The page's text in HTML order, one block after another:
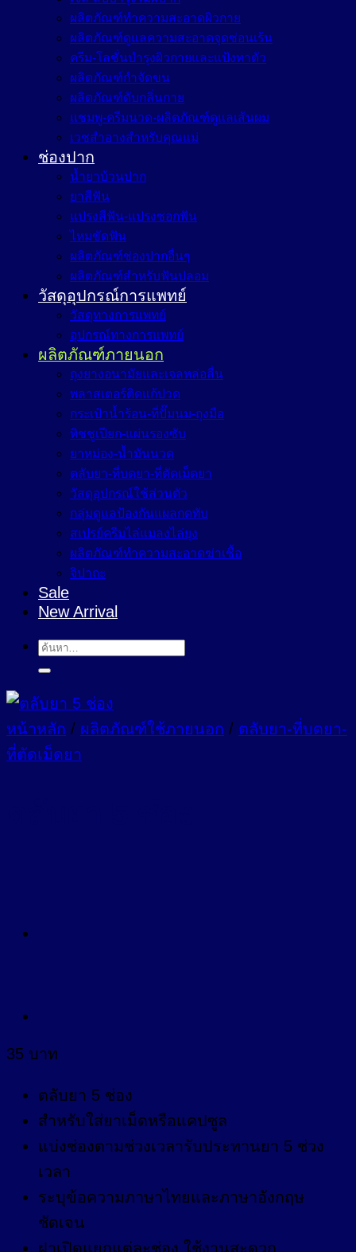
ผลิตภัณฑ์ทำความสะอาดผิวกาย
ผลิตภัณฑ์ดูแลความสะอาดจุดซ่อนเร้น
ครีม-โลชั่นบำรุงผิวกายและแป้งทาตัว
ผลิตภัณฑ์กำจัดขน
ผลิตภัณฑ์ดับกลิ่นกาย
แชมพู-ครีมนวด-ผลิตภัณฑ์ดูแลเส้นผม
เวชสำอางสำหรับคุณแม่
ช่องปาก
น้ำยาบ้วนปาก
ยาสีฟัน
แปรงสีฟัน-แปรงซอกฟัน
ไหมขัดฟัน
ผลิตภัณฑ์ช่องปากอื่นๆ
ผลิตภัณฑ์สำหรับฟันปลอม
วัสดุอุปกรณ์การแพทย์
วัสดุทางการแพทย์
อุปกรณ์ทางการแพทย์
ผลิตภัณฑ์ภายนอก
ถุงยางอนามัยและเจลหล่อลื่น
พลาสเตอร์ติดแก้ปวด
กระเป๋าน้ำร้อน-ที่ปั๊มนม-ถุงมือ
ทิชชูเปียก-แผ่นรองซับ
ยาหม่อง-น้ำมันนวด
ตลับยา-ที่บดยา-ที่ตัดเม็ดยา
วัสดุอุปกรณ์ใช้ส่วนตัว
กลุ่มดูแลป้องกันแผลกดทับ
สเปรย์ครีมไล่แมลงไล่ยุง
ผลิตภัณฑ์ทำความสะอาดฆ่าเชื้อ
จิปาถะ
Sale
New Arrival
ค้นหา:
หน้าหลัก / ผลิตภัณฑ์ใช้ภายนอก / ตลับยา-ที่บดยา-
ที่ตัดเม็ดยา
35 บาท
ตลับยา 5 ช่อง
สำหรับใส่ยาเม็ดหรือแคปซูล
แบ่งช่องตามช่วงเวลารับประทานยา 5 ช่วง
เวลา
ระบุข้อความภาษาไทยและภาษาอังกฤษ
ชัดเจน
ฝาเปิดแยกแต่ละช่อง ใช้งานสะดวก